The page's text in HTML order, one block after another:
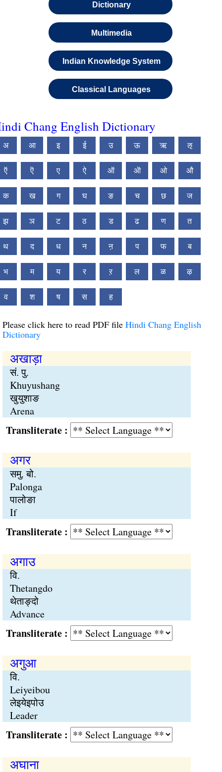
Dictionary
Multimedia
Indian Knowledge System
Classical Languages
Chang English Dictionary
अ आ इ ई उ ऊ ऋ ऌ
ऍ ऎ ए ऐ ऑ ऒ ओ औ
क ख ग घ ङ च छ ज
झ ञ ट ठ ड ढ ण त
थ द ध न ऩ प फ ब
भ म य र ऱ ल ळ ऴ
व श ष स ह
Please click here to read PDF file Hindi Chang English
Dictionary
अखाड़ा
सं. पु.
Khuyushang
खुयुशाङ
Arena
:
अगर
समु. बो.
Palonga
पालोङा
If
:
अगाउ
वि.
Thetangdo
थेताङ्दो
Advance
:
अगुआ
वि.
Leiyeibou
लेइयेइपोउ
Leader
:
अघाना